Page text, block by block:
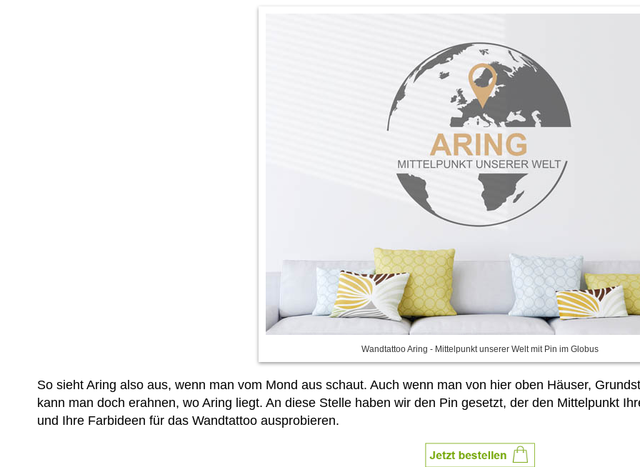
Wandtattoo Aring - Mittelpunkt unserer Welt mit Pin im Globus
So sieht Aring also aus, wenn man vom Mond aus schaut. Auch wenn man von hier oben Häuser,
kann man doch erahnen, wo Aring liegt. An diese Stelle haben wir den Pin gesetzt, der den Mittelpunkt
und Ihre Farbideen für das Wandtattoo ausprobieren.